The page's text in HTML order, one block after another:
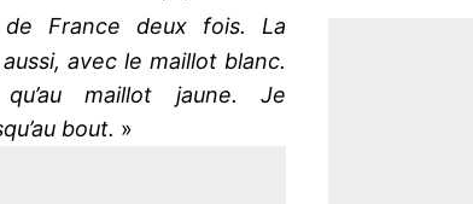
France deux fois. La
avec le maillot blanc.
maillot jaune. Je
bout. »